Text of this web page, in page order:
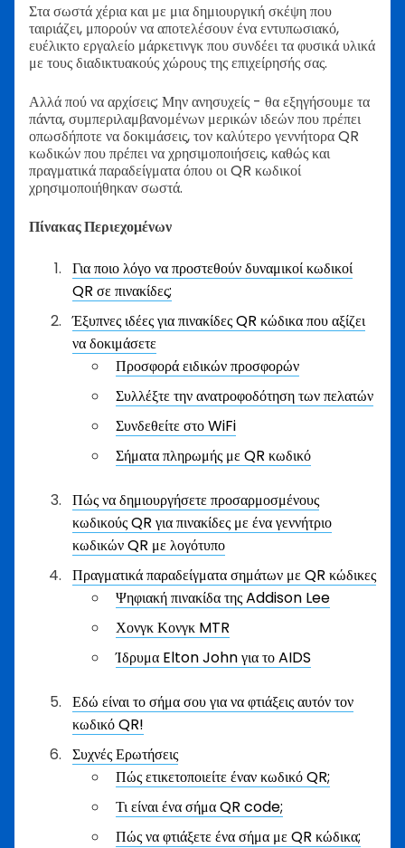
Στα σωστά χέρια και με μια δημιουργική σκέψη που
ταιριάζει, μπορούν να αποτελέσουν ένα εντυπωσιακό,
ευέλικτο εργαλείο μάρκετινγκ που συνδέει τα φυσικά υλικά
με τους διαδικτυακούς χώρους της επιχείρησής σας.
Αλλά πού να αρχίσεις; Μην ανησυχείς - θα εξηγήσουμε τα
πάντα, συμπεριλαμβανομένων μερικών ιδεών που πρέπει
οπωσδήποτε να δοκιμάσεις, τον καλύτερο γεννήτορα QR
κωδικών που πρέπει να χρησιμοποιήσεις, καθώς και
πραγματικά παραδείγματα όπου οι QR κωδικοί
χρησιμοποιήθηκαν σωστά.
Πίνακας Περιεχομένων
Για ποιο λόγο να προστεθούν δυναμικοί κωδικοί
QR σε πινακίδες;
Έξυπνες ιδέες για πινακίδες QR κώδικα που αξίζει
να δοκιμάσετε
Προσφορά ειδικών προσφορών
Συλλέξτε την ανατροφοδότηση των πελατών
Συνδεθείτε στο WiFi
Σήματα πληρωμής με QR κωδικό
Πώς να δημιουργήσετε προσαρμοσμένους
κωδικούς QR για πινακίδες με ένα γεννήτριο
κωδικών QR με λογότυπο
Πραγματικά παραδείγματα σημάτων με QR κώδικες
Ψηφιακή πινακίδα της Addison Lee
Χονγκ Κονγκ MTR
Ίδρυμα Elton John για το AIDS
Εδώ είναι το σήμα σου για να φτιάξεις αυτόν τον
κωδικό QR!
Συχνές Ερωτήσεις
Πώς ετικετοποιείτε έναν κωδικό QR;
Τι είναι ένα σήμα QR code;
Πώς να φτιάξετε ένα σήμα με QR κώδικα;